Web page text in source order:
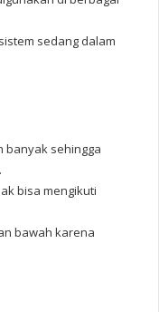
sedang dalam
banyak sehingga
bisa mengikuti
bawah karena